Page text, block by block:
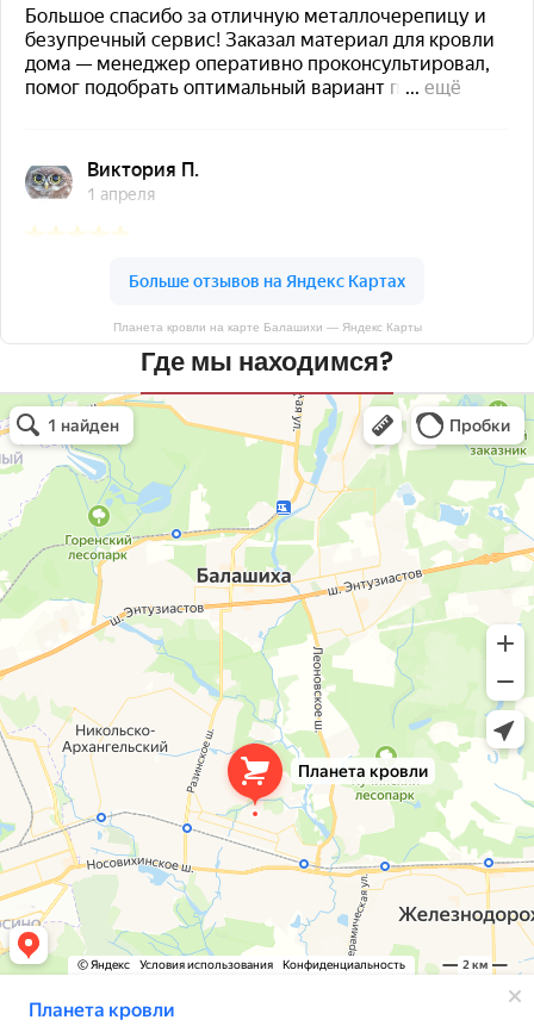
Планета кровли на карте Балашихи — Яндекс Карты
Где мы находимся?
Планета кровли
Кровля и кровельные материалы в Балашихе
Окна в Балашихе